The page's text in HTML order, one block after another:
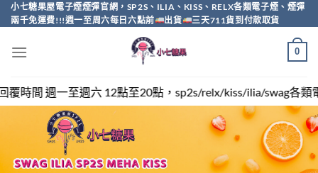
Skip
to
小七糖果屋電子煙煙彈官網，SP2S、ILIA、KISS、RELX各類電子煙、煙彈
兩千免運費!!!週一至周六每日六點前
出貨 三天711貨到付款取貨
0
20點，sp2s/relx/kiss/ilia/swag各類電子煙煙彈買越多越便宜